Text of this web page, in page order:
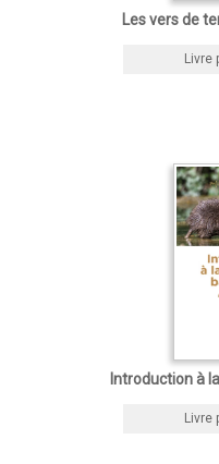
Les vers de
Livre
Introduction à
Livre